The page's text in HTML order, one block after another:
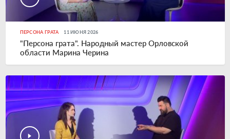
ПЕРСОНА ГРАТА 11 ИЮНЯ 2026
"Персона грата". Народный мастер Орловской
области Марина Черина